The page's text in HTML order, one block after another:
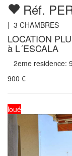
Réf.
| 3 CHAMBRES
LOCATION
à L´ESCALA
2eme residence:
900 €
loué